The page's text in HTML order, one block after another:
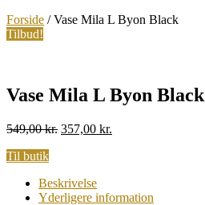
Forside / Vase Mila L Byon Black
Tilbud!
Vase Mila L Byon Black
549,00kr. Original
357,00 kr.
Til butik
Beskrivelse
Yderligere information